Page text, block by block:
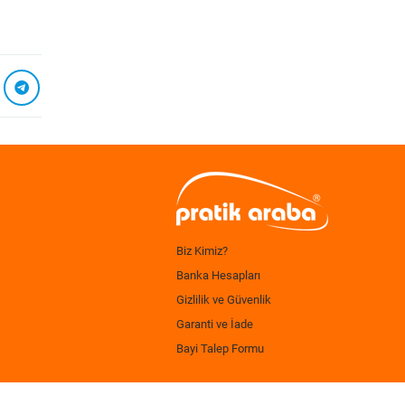
Biz Kimiz?
Banka Hesapları
Gizlilik ve Güvenlik
Garanti ve İade
Bayi Talep Formu